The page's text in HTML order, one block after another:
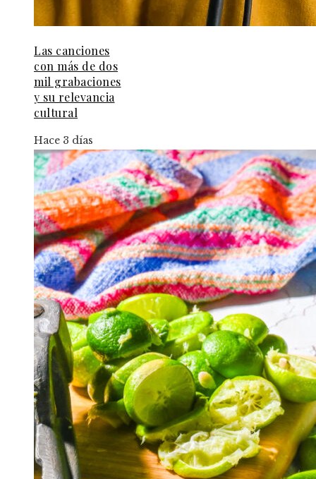
Las canciones
con más de dos
mil grabaciones
y su relevancia
cultural
Hace 3 días